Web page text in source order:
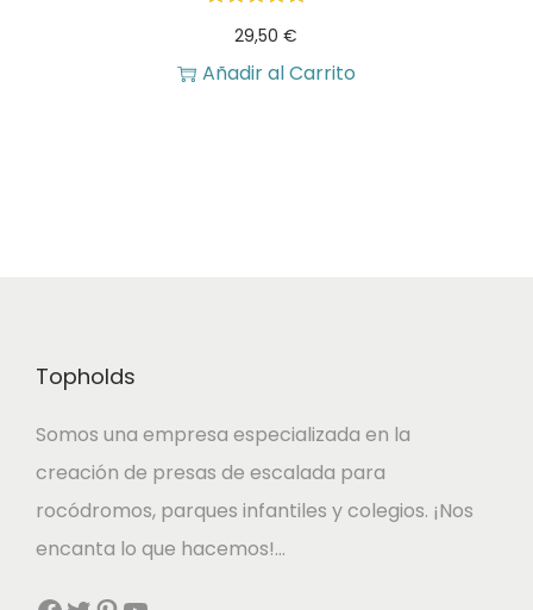
29,50€
Añadir al Carrito
Topholds
Somos una empresa especializada en la
creación de presas de escalada para
rocódromos, parques infantiles y colegios. ¡Nos
encanta lo que hacemos!…